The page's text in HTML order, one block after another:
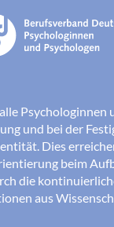
Psychologinnen
und bei der
Dies
beim
die
aus